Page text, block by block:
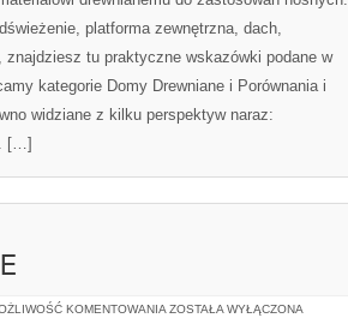
platforma zewnętrzna, dach,
tu praktyczne wskazówki podane w
kategorie Domy Drewniane i Porównania i
widziane z kilku perspektyw naraz:
[…]
KOMENTOWANIA PROJEKTY
ZOSTAŁA WYŁĄCZONA